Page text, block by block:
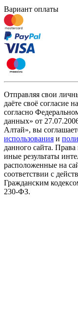
Вариант оплаты
Отправляя свои
даёте своё согласие
согласно
данных» от
Алтай», вы
использования и
данного сайта.
иные результаты
расположенные на
соответствии с
Гражданским
230-ФЗ.